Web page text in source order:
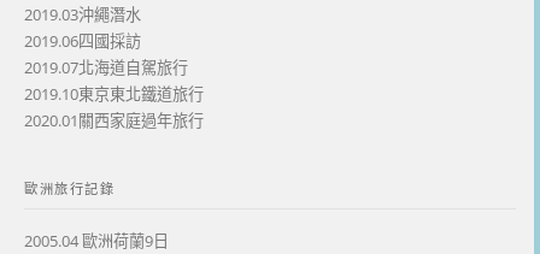
2019.03沖繩潛水
2019.06四國採訪
2019.07北海道自駕旅行
2019.10東京東北鐵道旅行
2020.01關西家庭過年旅行
歐洲旅行記錄
2005.04 歐洲荷蘭9日